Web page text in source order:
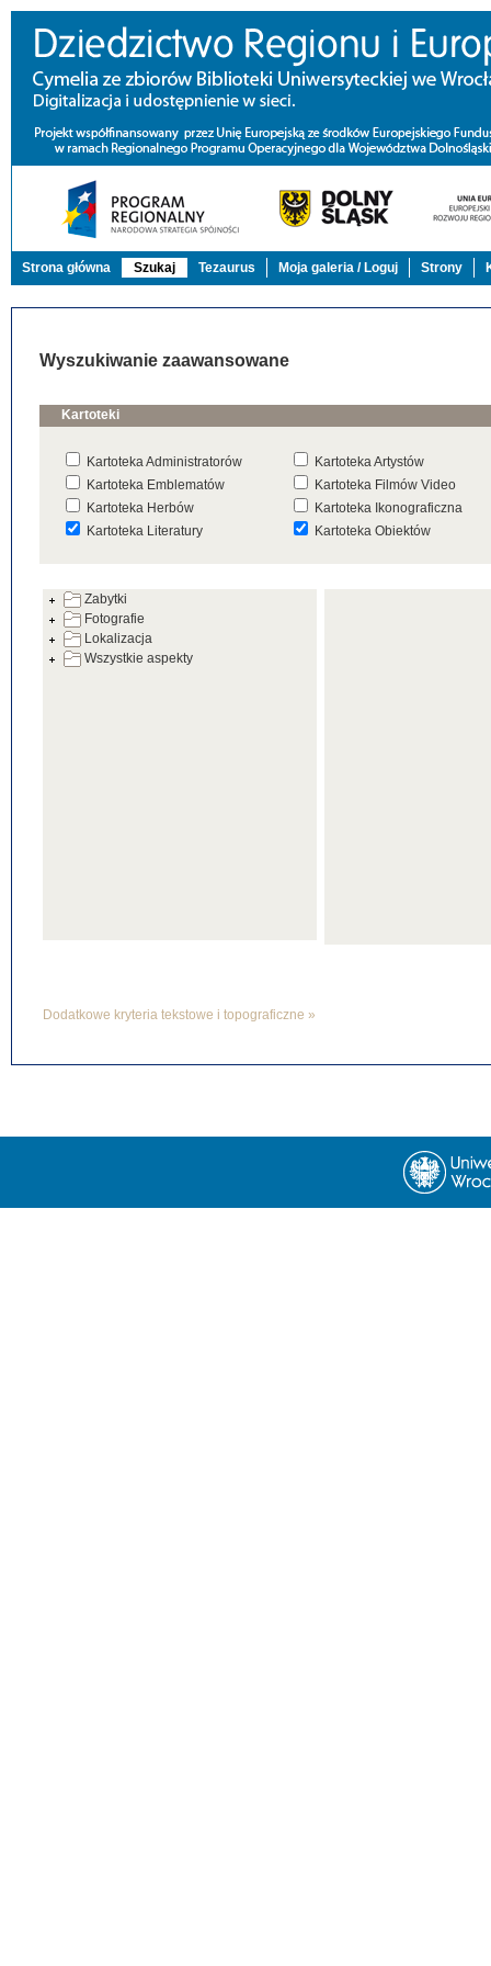
Strona główna Szukaj Tezaurus Moja galeria / Loguj Strony
Wyszukiwanie zaawansowane
Kartoteki
Kartoteka Administratorów
Kartoteka Artystów
Kartoteka Emblematów
Kartoteka Filmów Video
Kartoteka Herbów
Kartoteka Ikonograficzna
Kartoteka Literatury
Kartoteka Obiektów
Kartoteka Warsztatów
Kartoteka Zabytków
Zabytki
Fotografie
Lokalizacja
Wszystkie aspekty
Dodatkowe kryteria tekstowe i topograficzne »